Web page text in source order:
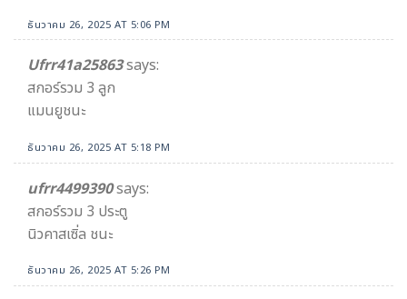
ธันวาคม 26, 2025 AT 5:06 PM
Ufrr41a25863​says:
สกอร์รวม 3​ ลูก​
แมนยูชนะ
ธันวาคม 26, 2025 AT 5:18 PM
ufrr4499390says:
สกอร์รวม 3 ประตู
นิวคาสเซิ่ล ชนะ
ธันวาคม 26, 2025 AT 5:26 PM